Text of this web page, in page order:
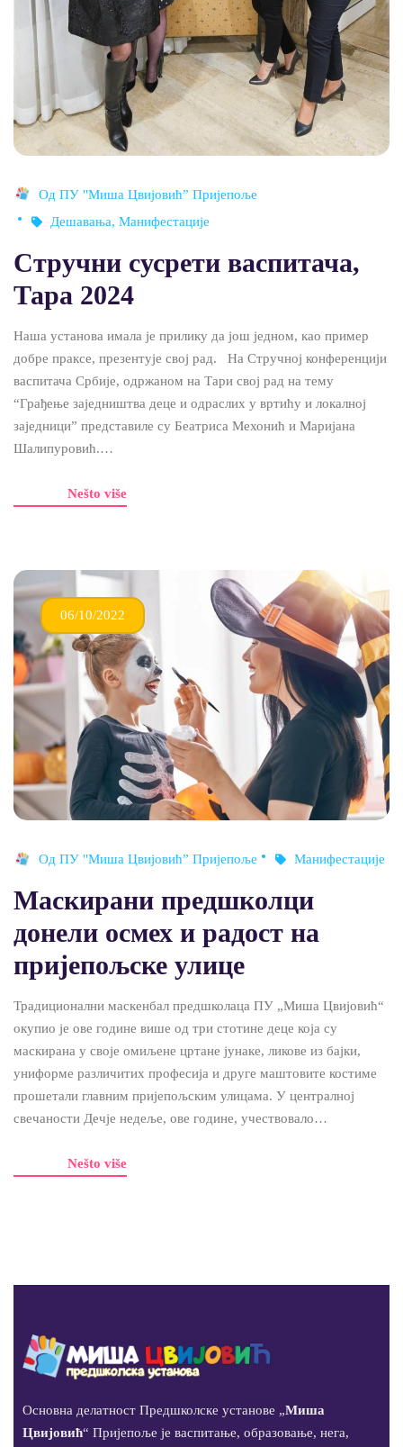
Од ПУ "Миша Цвијовић” Пријепоље
Дешавања, Манифестације
Стручни сусрети васпитача,
Тара 2024
Наша установа имала је прилику да још једном, као пример
добре праксе, презентује свој рад. На Стручној конференцији
васпитача Србије, одржаном на Тари свој рад на тему
“Грађење заједништва деце и одраслих у вртићу и локалној
заједници” представиле су Беатриса Мехонић и Маријана
Шалипуровић.…
Nešto više
06/10/2022
Од ПУ "Миша Цвијовић” Пријепоље Манифестације
Маскирани предшколци
донели осмех и радост на
пријепољске улице
Традиционални маскенбал предшколаца ПУ „Миша Цвијовић“
окупио је ове године више од три стотине деце која су
маскирана у своје омиљене цртане јунаке, ликове из бајки,
униформе различитих професија и друге маштовите костиме
прошетали главним пријепољским улицама. У централној
свечаности Дечје недеље, ове године, учествовало…
Nešto više
Основна делатност Предшколске установе „Миша
Цвијовић“ Пријепоље је васпитање, образовање, нега,